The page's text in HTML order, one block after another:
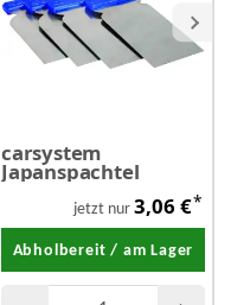
carsystem
Japanspachtel
jetzt nur 3,06 €*
Abholbereit / am Lager